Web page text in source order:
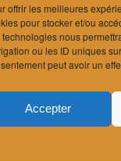
offrir les meilleures
pour stocker et/ou
technologies nous
ou les ID uniques
peut avoir un
Accepter
judiciaires
intervient
judiciaires
Commission de